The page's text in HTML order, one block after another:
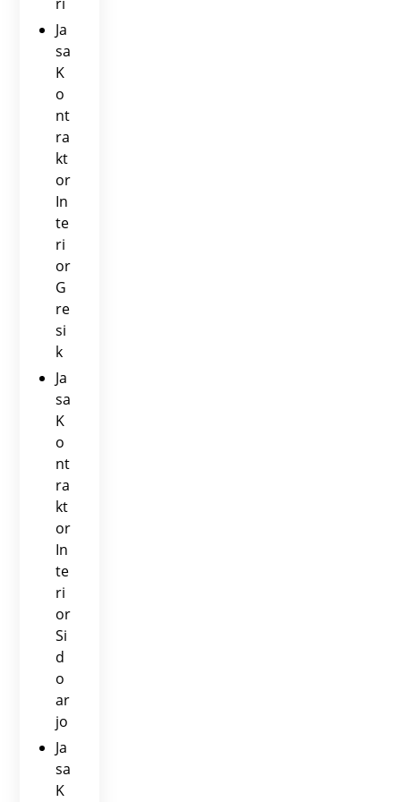
Ja
sa
K
o
nt
ra
kt
or
In
te
ri
or
G
re
si
k
Ja
sa
K
o
nt
ra
kt
or
In
te
ri
or
Si
d
o
ar
jo
Ja
sa
K